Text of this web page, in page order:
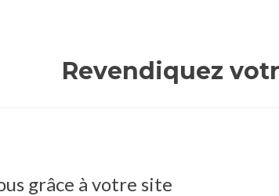
Revendiquez
grâce à votre site